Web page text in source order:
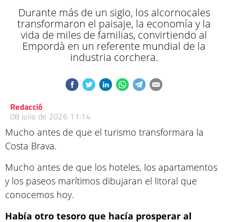
Durante más de un siglo, los alcornocales
transformaron el paisaje, la economía y la
vida de miles de familias, convirtiendo al
Empordà en un referente mundial de la
industria corchera.
Redacció
08 julio de 2026 11:14
Mucho antes de que el turismo transformara la
Costa Brava.
Mucho antes de que los hoteles, los apartamentos
y los paseos marítimos dibujaran el litoral que
conocemos hoy.
Había otro tesoro que hacía prosperar al